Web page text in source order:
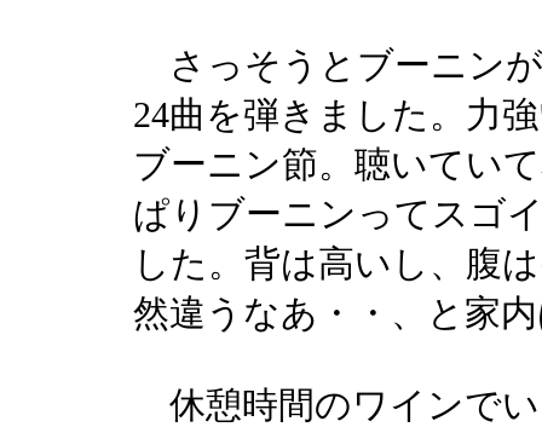
さっそうとブーニン
24曲を弾きました。力
ブーニン節。聴いてい
ぱりブーニンってスゴ
した。背は高いし、腹
然違うなあ・・、と家
休憩時間のワインで